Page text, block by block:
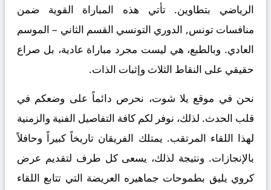
الرياضي بتطاوين. تأتي هذه المباراة القوية ضمن
منافساتتونس, الدوري التونسي القسم الثاني – الموسم
العادي. وبالطبع، هي ليست مجرد مباراة عادية، بل صراع
حقيقي على النقاط الثلاث وإثبات الذات.
نحن في موقع يلا شوت، نحرص دائماً على وضعكم في
قلب الحدث. لذلك، نوفر لكم كافة التفاصيل الفنية والزمنية
لهذا اللقاء المرتقب. يمتلك الفريقان تاريخاً كبيراً وحافلاً
بالإنجازات. ونتيجة لذلك، يسعى كل طرف لتقديم عرض
كروي يليق بطموحات جماهيره العريضة التي تتابع اللقاء